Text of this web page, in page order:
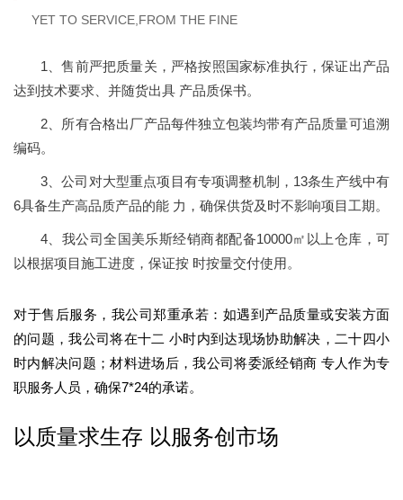
YET TO SERVICE,FROM THE FINE
1、售前严把质量关，严格按照国家标准执行，保证出产品
达到技术要求、并随货出具 产品质保书。
2、所有合格出厂产品每件独立包装均带有产品质量可追溯
编码。
3、公司对大型重点项目有专项调整机制，13条生产线中有
6具备生产高品质产品的能 力，确保供货及时不影响项目工期。
4、我公司全国美乐斯经销商都配备10000㎡以上仓库，可
以根据项目施工进度，保证按 时按量交付使用。
对于售后服务，我公司郑重承若：如遇到产品质量或安装方面
的问题，我公司将在十二 小时内到达现场协助解决，二十四小
时内解决问题；材料进场后，我公司将委派经销商 专人作为专
职服务人员，确保7*24的承诺。
以质量求生存 以服务创市场